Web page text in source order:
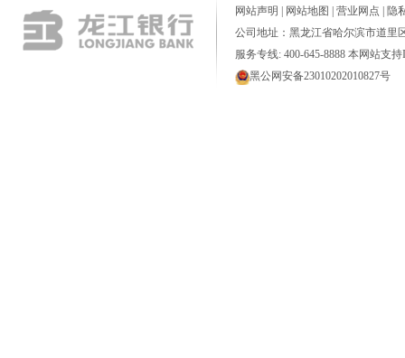
网站声明 网站地图 营业网点
隐
公司地址：黑龙江省哈尔滨市道里
服务专线: 400-645-8888 本网站支持
黑公网安备23010202010827号